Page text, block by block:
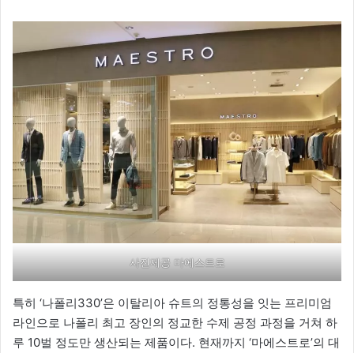
사진제공 마에스트로
특히 ‘나폴리330’은 이탈리아 슈트의 정통성을 잇는 프리미엄
라인으로 나폴리 최고 장인의 정교한 수제 공정 과정을 거쳐 하
루 10벌 정도만 생산되는 제품이다. 현재까지 ‘마에스트로’의 대